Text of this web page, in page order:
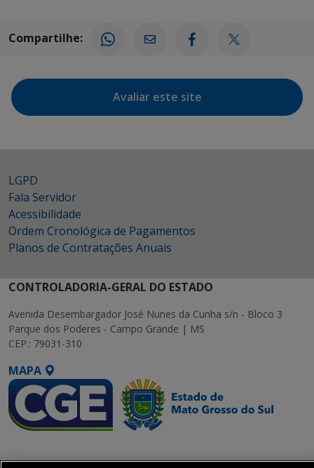
Compartilhe:
Avaliar este site
LGPD
Fala Servidor
Acessibilidade
Ordem Cronológica de Pagamentos
Planos de Contratações Anuais
CONTROLADORIA-GERAL DO ESTADO
Avenida Desembargador José Nunes da Cunha s/n - Bloco 3
Parque dos Poderes - Campo Grande | MS
CEP.: 79031-310
MAPA
Executiva de